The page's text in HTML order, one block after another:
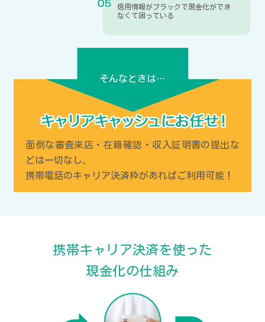
信用情報がブラックで現金化ができ
なくて困っている
そんなときは…
面倒な審査来店・在籍確認・収入証明書の提出な
どは一切なし、
携帯電話のキャリア決済枠があればご利用可能！
携帯キャリア決済を使った
現金化の仕組み